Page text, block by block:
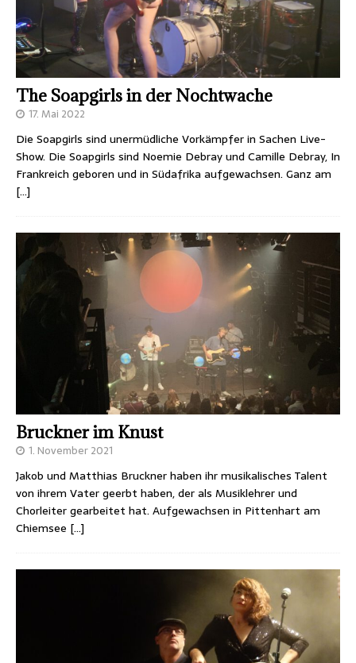
The Soapgirls in der Nochtwache
17. Mai 2022
Die Soapgirls sind unermüdliche Vorkämpfer in Sachen Live-
Show. Die Soapgirls sind Noemie Debray und Camille Debray, In
Frankreich geboren und in Südafrika aufgewachsen. Ganz am
[…]
Bruckner im Knust
1. November 2021
Jakob und Matthias Bruckner haben ihr musikalisches Talent
von ihrem Vater geerbt haben, der als Musiklehrer und
Chorleiter gearbeitet hat. Aufgewachsen in Pittenhart am
Chiemsee […]